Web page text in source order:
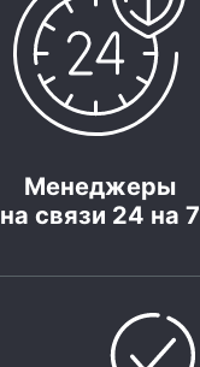
Менеджеры
на связи 24 на 7